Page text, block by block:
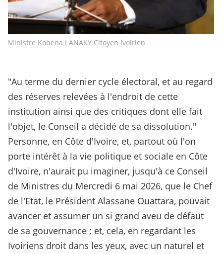
Ministre Kobena I ANAKY Citoyen Ivoirien
"Au terme du dernier cycle électoral, et au regard
des réserves relevées à l'endroit de cette
institution ainsi que des critiques dont elle fait
l'objet, le Conseil a décidé de sa dissolution."
Personne, en Côte d'Ivoire, et, partout où l'on
porte intérêt à la vie politique et sociale en Côte
d'Ivoire, n'aurait pu imaginer, jusqu'à ce Conseil
de Ministres du Mercredi 6 mai 2026, que le Chef
de l'Etat, le Président Alassane Ouattara, pouvait
avancer et assumer un si grand aveu de défaut
de sa gouvernance ; et, cela, en regardant les
Ivoiriens droit dans les yeux, avec un naturel et